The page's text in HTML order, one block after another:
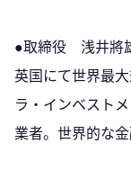
●取締役 浅井將
英国にて世界最
ラ・インベスト
業者。世界的な